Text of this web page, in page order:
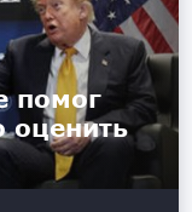
помог
оценить